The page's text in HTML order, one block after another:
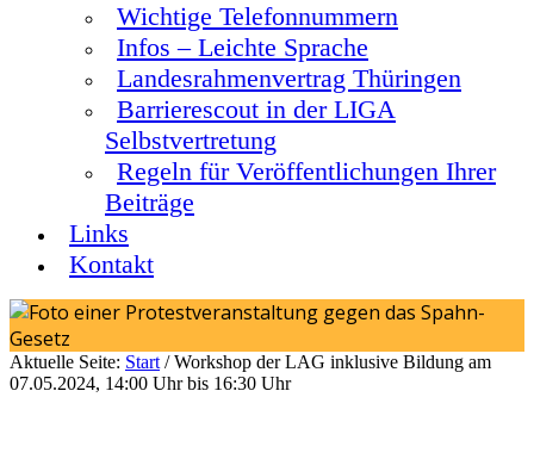
Wichtige Telefonnummern
Infos – Leichte Sprache
Landesrahmenvertrag Thüringen
Barrierescout in der LIGA
Selbstvertretung
Regeln für Veröffentlichungen Ihrer
Beiträge
Links
Kontakt
Aktuelle Seite: Start /Workshop der LAG inklusive Bildung am
07.05.2024, 14:00 Uhr bis 16:30 Uhr